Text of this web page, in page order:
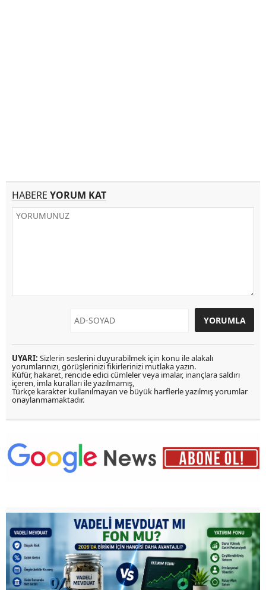
HABERE YORUM KAT
UYARI: Sizlerin seslerini duyurabilmek için konu ile alakalı
yorumlarınızı, görüşlerinizi fikirlerinizi mutlaka yazın.
Küfür, hakaret, rencide edici cümleler veya imalar, inançlara saldırı
içeren, imla kuralları ile yazılmamış,
Türkçe karakter kullanılmayan ve büyük harflerle yazılmış yorumlar
onaylanmamaktadır.